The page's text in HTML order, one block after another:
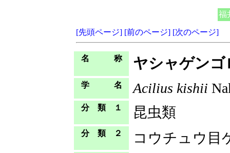
福
[先頭ページ] [前のページ] [次のページ]
名 称 ヤシャゲンゴ
学 名 Acilius kishii
分 類 １ 昆虫類
分 類 ２ コウチュウ目